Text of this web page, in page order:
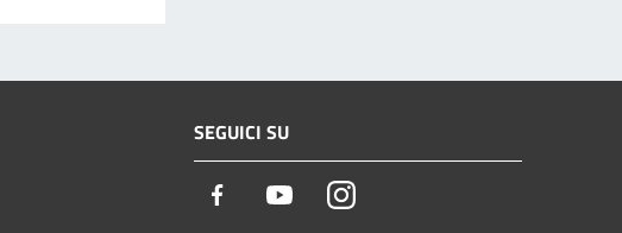
SEGUICI SU
Facebook YoutubeInstagram